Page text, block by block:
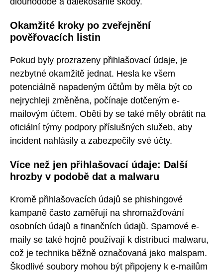
Okamžité kroky po zveřejnění
pověřovacích listin
Pokud byly prozrazeny přihlašovací údaje, je
nezbytné okamžitě jednat. Hesla ke všem
potenciálně napadeným účtům by měla být co
nejrychleji změněna, počínaje dotčeným e-
mailovým účtem. Oběti by se také měly obrátit na
oficiální týmy podpory příslušných služeb, aby
incident nahlásily a zabezpečily své účty.
Více než jen přihlašovací údaje: Další
hrozby v podobě dat a malwaru
Kromě přihlašovacích údajů se phishingové
kampaně často zaměřují na shromažďování
osobních údajů a finančních údajů. Spamové e-
maily se také hojně používají k distribuci malwaru,
což je technika běžně označovaná jako malspam.
Škodlivé soubory mohou být připojeny k e-mailům